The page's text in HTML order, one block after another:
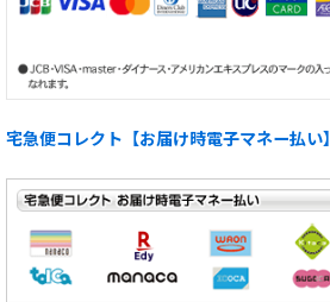
宅急便コレクト【お届け時電子マネー払い】